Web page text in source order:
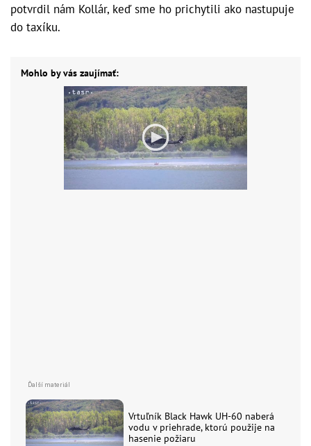
potvrdil nám Kollár, keď sme ho prichytili ako nastupuje
do taxíku.
Mohlo by vás zaujímať:
Vrtuľník Black Hawk UH-60 naberá
vodu v priehrade, ktorú použije na
hasenie požiaru